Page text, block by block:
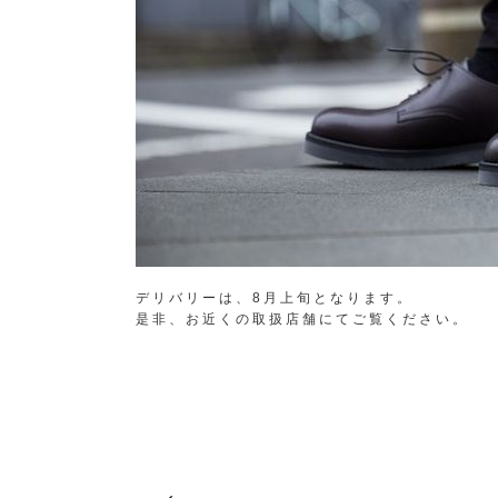
デリバリーは、8月上旬となります。
是非、お近くの取扱店舗にてご覧ください。